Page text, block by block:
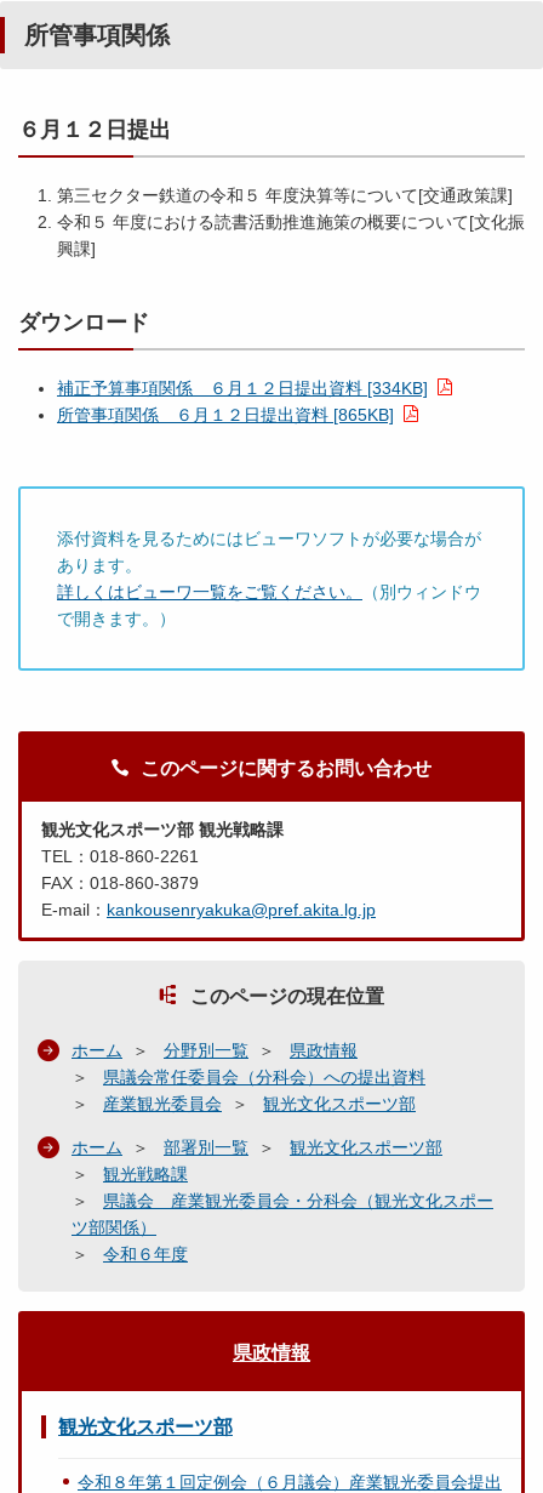
所管事項関係
６月１２日提出
第三セクター鉄道の令和５ 年度決算等について[交通政策課]
令和５ 年度における読書活動推進施策の概要について[文化振
興課]
ダウンロード
補正予算事項関係 ６月１２日提出資料 [334KB]
所管事項関係 ６月１２日提出資料 [865KB]
添付資料を見るためにはビューワソフトが必要な場合が
あります。
詳しくはビューワ一覧をご覧ください。
（別ウィンドウ
で開きます。）
このページに関するお問い合わせ
観光文化スポーツ部 観光戦略課
TEL：018-860-2261
FAX：018-860-3879
E-mail： kankousenryakuka@pref.akita.lg.jp
このページの現在位置
ホーム 分野別一覧
県政情報
県議会常任委員会（分科会）への提出資料
産業観光委員会
観光文化スポーツ部
ホーム 部署別一覧
観光文化スポーツ部
観光戦略課
県議会 産業観光委員会・分科会（観光文化スポー
ツ部関係）
令和６年度
県政情報
観光文化スポーツ部
令和８年第１回定例会（６月議会）産業観光委員会提出